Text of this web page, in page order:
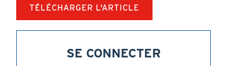
TÉLÉCHARGER L'ARTICLE
SE CONNECTER